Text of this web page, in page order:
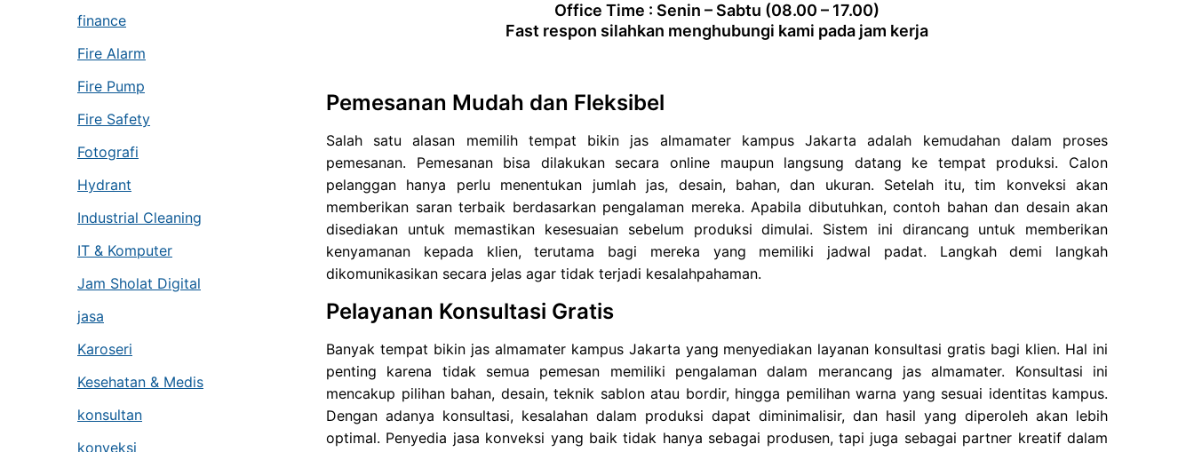
finance
Fire Alarm
Fire Pump
Fire Safety
Fotografi
Hydrant
Industrial Cleaning
IT & Komputer
Jam Sholat Digital
jasa
Karoseri
Kesehatan & Medis
konsultan
konveksi
Office Time : Senin – Sabtu (08.00 – 17.00)
Fast respon silahkan menghubungi kami pada jam kerja
Pemesanan Mudah dan Fleksibel
Salah satu alasan memilih tempat bikin jas almamater kampus Jakarta adalah kemudahan dalam proses
pemesanan. Pemesanan bisa dilakukan secara online maupun langsung datang ke tempat produksi. Calon
pelanggan hanya perlu menentukan jumlah jas, desain, bahan, dan ukuran. Setelah itu, tim konveksi akan
memberikan saran terbaik berdasarkan pengalaman mereka. Apabila dibutuhkan, contoh bahan dan desain akan
disediakan untuk memastikan kesesuaian sebelum produksi dimulai. Sistem ini dirancang untuk memberikan
kenyamanan kepada klien, terutama bagi mereka yang memiliki jadwal padat. Langkah demi langkah
dikomunikasikan secara jelas agar tidak terjadi kesalahpahaman.
Pelayanan Konsultasi Gratis
Banyak tempat bikin jas almamater kampus Jakarta yang menyediakan layanan konsultasi gratis bagi klien. Hal ini
penting karena tidak semua pemesan memiliki pengalaman dalam merancang jas almamater. Konsultasi ini
mencakup pilihan bahan, desain, teknik sablon atau bordir, hingga pemilihan warna yang sesuai identitas kampus.
Dengan adanya konsultasi, kesalahan dalam produksi dapat diminimalisir, dan hasil yang diperoleh akan lebih
optimal. Penyedia jasa konveksi yang baik tidak hanya sebagai produsen, tapi juga sebagai partner kreatif dalam